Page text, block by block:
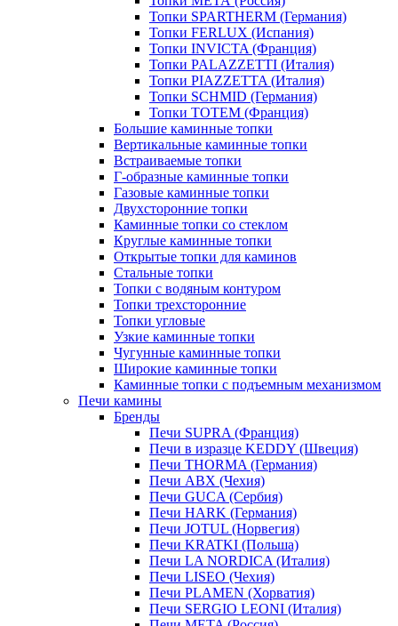
Топки SPARTHERM (Германия)
Топки FERLUX (Испания)
Топки INVICTA (Франция)
Топки PALAZZETTI (Италия)
Топки PIAZZETTA (Италия)
Топки SCHMID (Германия)
Топки TOTEM (Франция)
Большие каминные топки
Вертикальные каминные топки
Встраиваемые топки
Г-образные каминные топки
Газовые каминные топки
Двухсторонние топки
Каминные топки со стеклом
Круглые каминные топки
Открытые топки для каминов
Стальные топки
Топки с водяным контуром
Топки трехсторонние
Топки угловые
Узкие каминные топки
Чугунные каминные топки
Широкие каминные топки
Каминные топки с подъемным механизмом
Печи камины
Бренды
Печи SUPRA (Франция)
Печи в изразце KEDDY (Швеция)
Печи THORMA (Германия)
Печи ABX (Чехия)
Печи GUCA (Сербия)
Печи HARK (Германия)
Печи JOTUL (Норвегия)
Печи KRATKI (Польша)
Печи LA NORDICA (Италия)
Печи LISEO (Чехия)
Печи PLAMEN (Хорватия)
Печи SERGIO LEONI (Италия)